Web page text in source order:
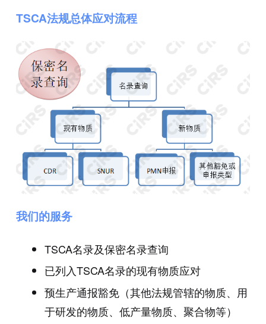
TSCA法规总体应对流程
我们的服务
TSCA名录及保密名录查询
已列入TSCA名录的现有物质应对
预生产通报豁免（其他法规管辖的物质、用
于研发的物质、低产量物质、聚合物等）